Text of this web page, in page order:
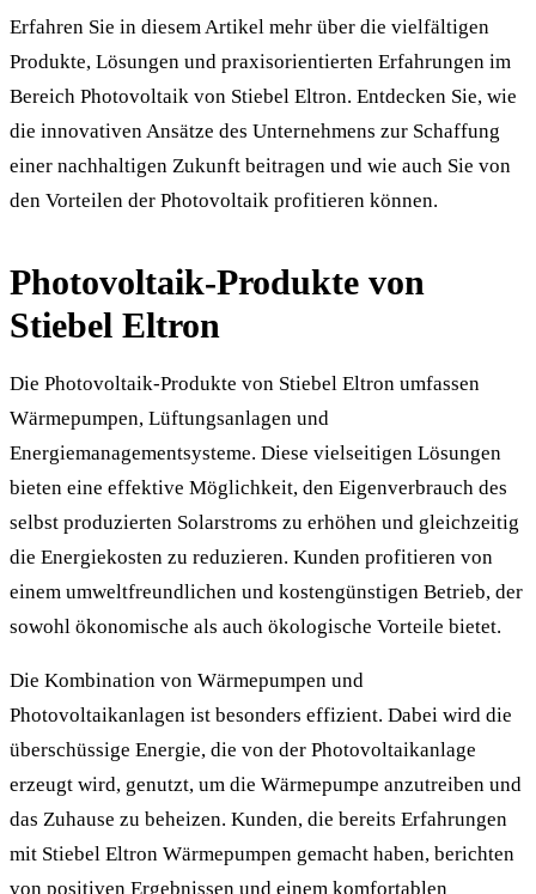
Erfahren Sie in diesem Artikel mehr über die vielfältigen
Produkte, Lösungen und praxisorientierten Erfahrungen im
Bereich Photovoltaik von Stiebel Eltron. Entdecken Sie, wie
die innovativen Ansätze des Unternehmens zur Schaffung
einer nachhaltigen Zukunft beitragen und wie auch Sie von
den Vorteilen der Photovoltaik profitieren können.
Photovoltaik-Produkte von
Stiebel Eltron
Die Photovoltaik-Produkte von Stiebel Eltron umfassen
Wärmepumpen, Lüftungsanlagen und
Energiemanagementsysteme. Diese vielseitigen Lösungen
bieten eine effektive Möglichkeit, den Eigenverbrauch des
selbst produzierten Solarstroms zu erhöhen und gleichzeitig
die Energiekosten zu reduzieren. Kunden profitieren von
einem umweltfreundlichen und kostengünstigen Betrieb, der
sowohl ökonomische als auch ökologische Vorteile bietet.
Die Kombination von Wärmepumpen und
Photovoltaikanlagen ist besonders effizient. Dabei wird die
überschüssige Energie, die von der Photovoltaikanlage
erzeugt wird, genutzt, um die Wärmepumpe anzutreiben und
das Zuhause zu beheizen. Kunden, die bereits Erfahrungen
mit Stiebel Eltron Wärmepumpen gemacht haben, berichten
von positiven Ergebnissen und einem komfortablen